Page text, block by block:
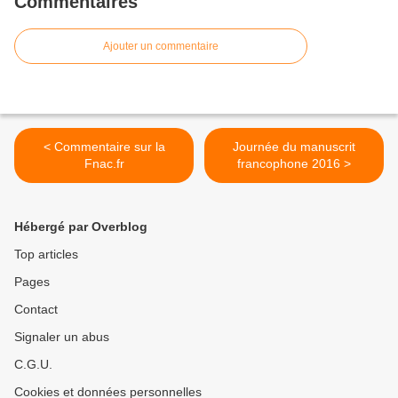
Ajouter un commentaire
< Commentaire sur la
Fnac.fr
Journée du manuscrit
francophone 2016 >
Hébergé par Overblog
Top articles
Pages
Contact
Signaler un abus
C.G.U.
Cookies et données personnelles